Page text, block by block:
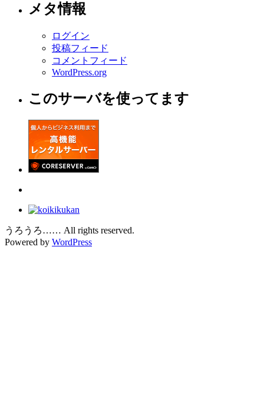
メタ情報
ログイン
投稿フィード
コメントフィード
WordPress.org
このサーバを使ってます
うろうろ…… All rights reserved.
Powered by WordPress